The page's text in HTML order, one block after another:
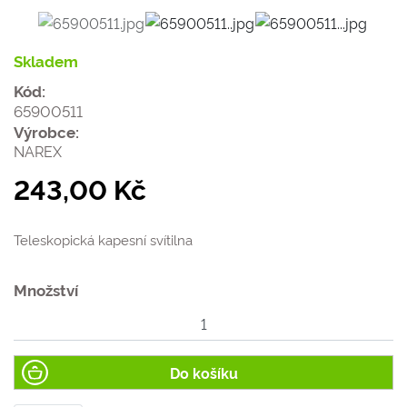
Skladem
Kód:
65900511
Výrobce:
NAREX
243,00 Kč
Teleskopická kapesní svítilna
Množství
Do košíku